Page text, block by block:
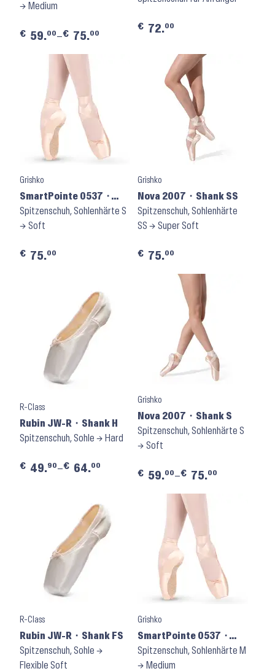
→ Medium
€ 59.00–€ 75.00
€ 72.00
Grishko
SmartPointe 0537 ⬝
Shank S
Spitzenschuh, Sohlenhärte S
→ Soft
€ 75.00
Grishko
Nova 2007 ⬝ Shank SS
Spitzenschuh, Sohlenhärte
SS → Super Soft
€ 75.00
R-Class
Rubin JW-R ⬝ Shank H
Spitzenschuh, Sohle → Hard
€ 49.90–€ 64.00
Grishko
Nova 2007 ⬝ Shank S
Spitzenschuh, Sohlenhärte S
→ Soft
€ 59.00–€ 75.00
R-Class
Rubin JW-R ⬝ Shank FS
Spitzenschuh, Sohle →
Flexible Soft
Grishko
SmartPointe 0537 ⬝
Shank M
Spitzenschuh, Sohlenhärte M
→ Medium